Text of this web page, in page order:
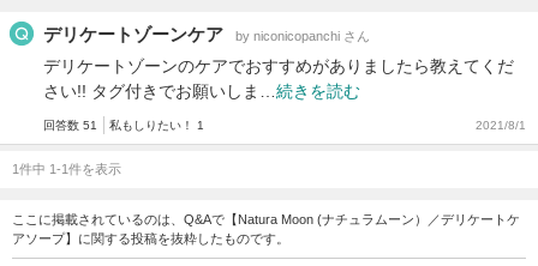
デリケートゾーンケア by niconicopanchi さん
デリケートゾーンのケアでおすすめがありましたら教えてくだ
さい!! タグ付きでお願いしま… 続きを読む
回答数 51 私もしりたい！ 1 2021/8/1
1件中 1-1件を表示
ここに掲載されているのは、Q&Aで【Natura Moon (ナチュラムーン）／デリケートケ
アソープ】に関する投稿を抜粋したものです。